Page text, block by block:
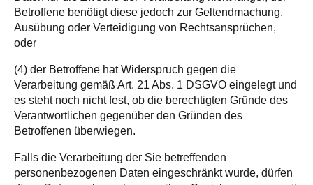
Betroffene benötigt diese jedoch zur Geltendmachung,
Ausübung oder Verteidigung von Rechtsansprüchen,
oder
(4) der Betroffene hat Widerspruch gegen die
Verarbeitung gemäß Art. 21 Abs. 1 DSGVO eingelegt und
es steht noch nicht fest, ob die berechtigten Gründe des
Verantwortlichen gegenüber den Gründen des
Betroffenen überwiegen.
Falls die Verarbeitung der Sie betreffenden
personenbezogenen Daten eingeschränkt wurde, dürfen